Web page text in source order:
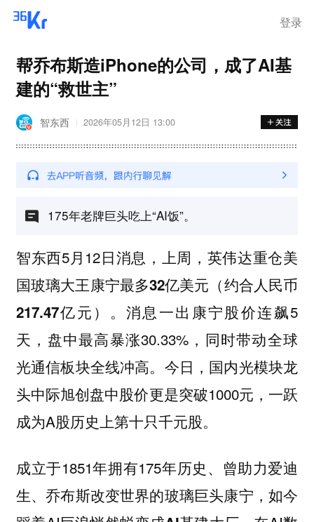
登录
帮乔布斯造iPhone的公司，成了AI基
建的“救世主”
智东西 2026年05月12日 13:00
175年老牌巨头吃上“AI饭”。
智东西5月12日消息，上周，英伟达重仓美
国玻璃大王康宁最多32亿美元（约合人民币
217.47亿元） 。消息一出康宁股价连飙5
天，盘中最高暴涨30.33%，同时带动全球
光通信板块全线冲高。今日，国内光模块龙
头中际旭创盘中股价更是突破1000元，一跃
成为A股历史上第十只千元股‌。
成立于1851年拥有175年历史、曾助力爱迪
生、乔布斯改变世界的玻璃巨头康宁，如今